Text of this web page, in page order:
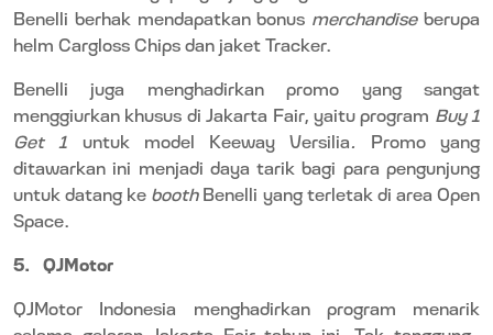
Benelli berhak mendapatkan bonus merchandiseberupa
helm Cargloss Chips dan jaket Tracker.
Benelli juga menghadirkan promo yang sangat
menggiurkan khusus di Jakarta Fair, yaitu program Buy 1
Get 1 untuk model Keeway Versilia
Promo yang
ditawarkan ini menjadi daya tarik bagi para pengunjung
untuk datang ke boothBenelli yang terletak di area Open
Space.
5.
QJMotor
QJMotor Indonesia menghadirkan program menarik